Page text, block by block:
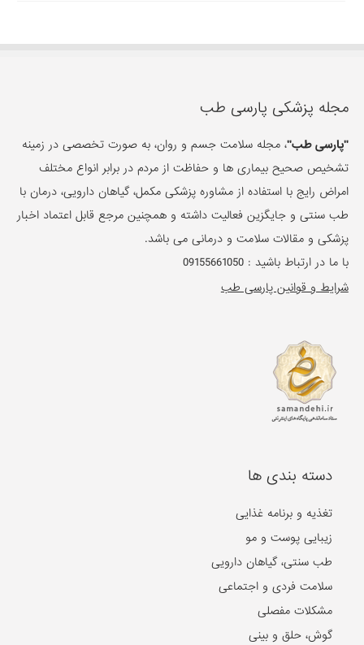
مجله پزشکی پارسی طب
"پارسی طب"، مجله سلامت جسم و روان، به صورت تخصصی در زمینه
تشخیص صحیح بیماری ها و حفاظت از مردم در برابر انواع مختلف
امراض رایج با استفاده از مشاوره پزشکی مکمل، گیاهان دارویی، درمان با
طب سنتی و جایگزین فعالیت داشته و همچنین مرجع قابل اعتماد اخبار
پزشکی و مقالات سلامت و درمانی می باشد.
با ما در ارتباط باشید :09155661050
شرایط و قوانین پارسی طب
دسته بندی ها
تغذیه و برنامه غذایی
زیبایی پوست و مو
طب سنتی، گیاهان دارویی
سلامت فردی و اجتماعی
مشکلات مفصلی
گوش، حلق و بینی